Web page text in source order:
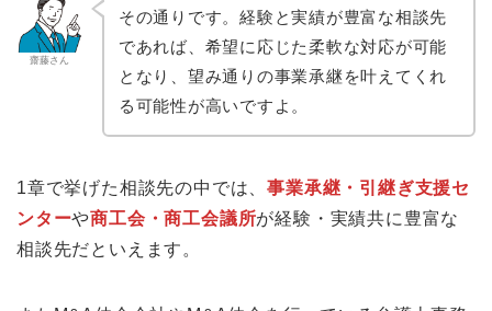
齋藤さん
その通りです。経験と実績が豊富な相談先
であれば、希望に応じた柔軟な対応が可能
となり、望み通りの事業承継を叶えてくれ
る可能性が高いですよ。
1章で挙げた相談先の中では、事業承継・引継ぎ支援セ
ンターや商工会・商工会議所が経験・実績共に豊富な
相談先だといえます。